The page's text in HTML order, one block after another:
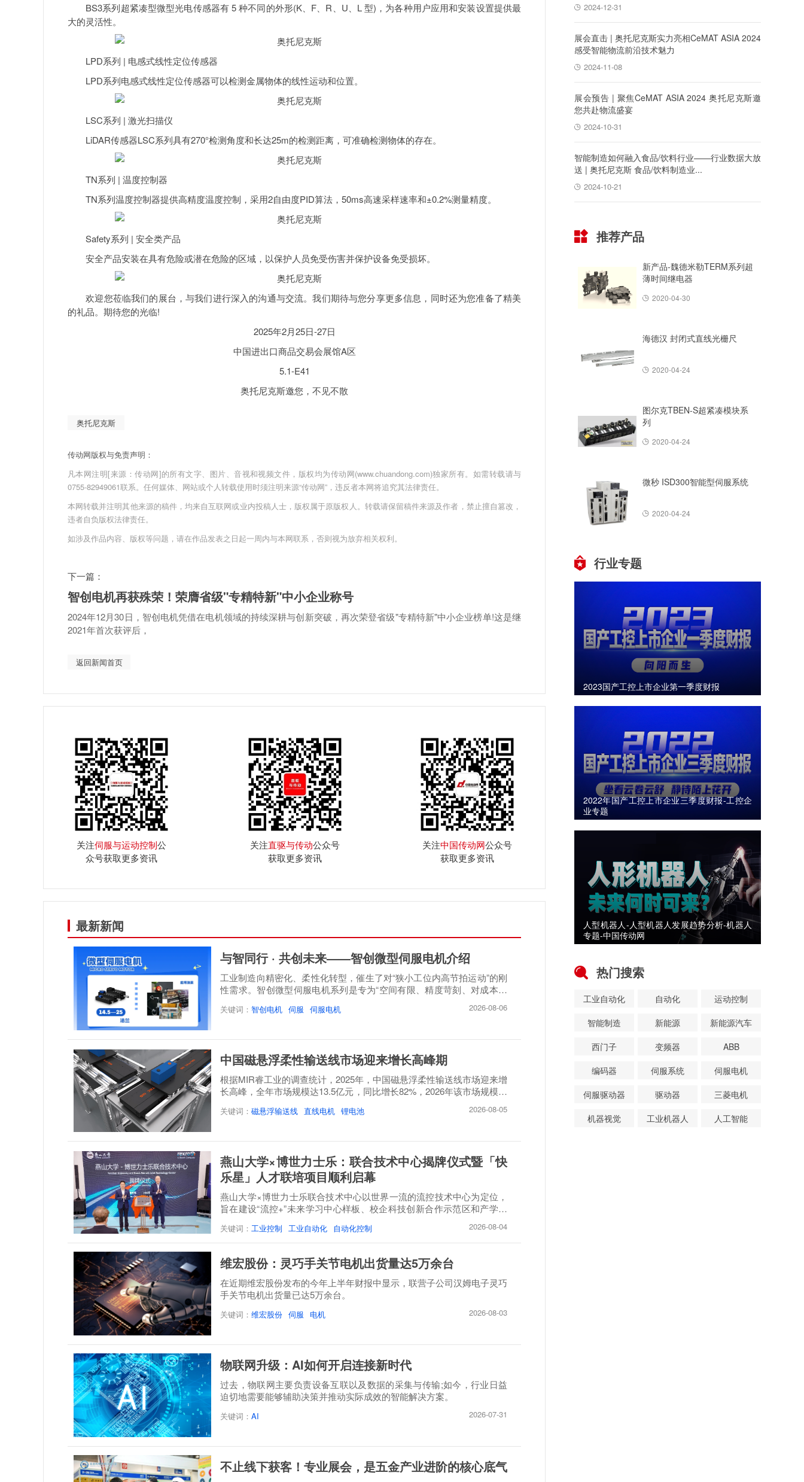
BS3系列超紧凑型微型光电传感器有 5 种不同的外形(K、F、R、U、L 型)，为各种用户应用和安装设置提供最
大的灵活性。
LPD系列 | 电感式线性定位传感器
LPD系列电感式线性定位传感器可以检测金属物体的线性运动和位置。
LSC系列 | 激光扫描仪
LiDAR传感器LSC系列具有270°检测角度和长达25m的检测距离，可准确检测物体的存在。
TN系列 | 温度控制器
TN系列温度控制器提供高精度温度控制，采用2自由度PID算法，50ms高速采样速率和±0.2%测量精度。
Safety系列 | 安全类产品
安全产品安装在具有危险或潜在危险的区域，以保护人员免受伤害并保护设备免受损坏。
欢迎您莅临我们的展台，与我们进行深入的沟通与交流。我们期待与您分享更多信息，同时还为您准备了精美
的礼品。期待您的光临!
2025年2月25日-27日
中国进出口商品交易会展馆A区
5.1-E41
奥托尼克斯邀您，不见不散
奥托尼克斯
传动网版权与免责声明：
凡本网注明[来源：传动网]的所有文字、图片、音视和视频文件，版权均为传动网(www.chuandong.com)独家所有。如需转载请与
0755-82949061联系。任何媒体、网站或个人转载使用时须注明来源“传动网”，违反者本网将追究其法律责任。
本网转载并注明其他来源的稿件，均来自互联网或业内投稿人士，版权属于原版权人。转载请保留稿件来源及作者，禁止擅自篡改，
违者自负版权法律责任。
如涉及作品内容、版权等问题，请在作品发表之日起一周内与本网联系，否则视为放弃相关权利。
下一篇：
智创电机再获殊荣！荣膺省级"专精特新"中小企业称号
2024年12月30日，智创电机凭借在电机领域的持续深耕与创新突破，再次荣登省级"专精特新"中小企业榜单!这是继
2021年首次获评后，
返回新闻首页
关注伺服与运动控制公
众号获取更多资讯
关注直驱与传动公众号
获取更多资讯
关注中国传动网公众号
获取更多资讯
最新新闻
与智同行 · 共创未来——智创微型伺服电机介绍
工业制造向精密化、柔性化转型，催生了对“狭小工位内高节拍运动”的刚
性需求。智创微型伺服电机系列是专为“空间有限、精度苛刻、对成本敏
关键词： 智创电机 伺服 伺服电机 2026-08-06
中国磁悬浮柔性输送线市场迎来增长高峰期
根据MIR睿工业的调查统计，2025年，中国磁悬浮柔性输送线市场迎来增
长高峰，全年市场规模达13.5亿元，同比增长82%，2026年该市场规模将
关键词： 磁悬浮输送线 直线电机 锂电池 2026-08-05
燕山大学×博世力士乐：联合技术中心揭牌仪式暨「快
乐星」人才联培项目顺利启幕
燕山大学×博世力士乐联合技术中心以世界一流的流控技术中心为定位，
旨在建设“流控+”未来学习中心样板、校企科技创新合作示范区和产学研
关键词： 工业控制 工业自动化 自动化控制 2026-08-04
维宏股份：灵巧手关节电机出货量达5万余台
在近期维宏股份发布的今年上半年财报中显示，联营子公司汉姆电子灵巧
手关节电机出货量已达5万余台。
关键词： 维宏股份 伺服 电机 2026-08-03
物联网升级：AI如何开启连接新时代
过去，物联网主要负责设备互联以及数据的采集与传输;如今，行业日益
迫切地需要能够辅助决策并推动实际成效的智能解决方案。
关键词： AI 2026-07-31
不止线下获客！专业展会，是五金产业进阶的核心底气
2024-12-31
展会直击 | 奥托尼克斯实力亮相CeMAT ASIA 2024
感受智能物流前沿技术魅力
2024-11-08
展会预告 | 聚焦CeMAT ASIA 2024 奥托尼克斯邀
您共赴物流盛宴
2024-10-31
智能制造如何融入食品/饮料行业——行业数据大放
送 | 奥托尼克斯 食品/饮料制造业...
2024-10-21
推荐产品
新产品-魏德米勒TERM系列超
薄时间继电器
2020-04-30
海德汉 封闭式直线光栅尺
2020-04-24
图尔克TBEN-S超紧凑模块系
列
2020-04-24
微秒 ISD300智能型伺服系统
2020-04-24
行业专题
2023国产工控上市企业第一季度财报
2022年国产工控上市企业三季度财报-工控企
业专题
人型机器人-人型机器人发展趋势分析-机器人
专题-中国传动网
热门搜索
工业自动化 自动化
运动控制
智能制造
新能源
新能源汽车
西门子
变频器
ABB
编码器
伺服系统
伺服电机
伺服驱动器
驱动器
三菱电机
机器视觉
工业机器人 人工智能